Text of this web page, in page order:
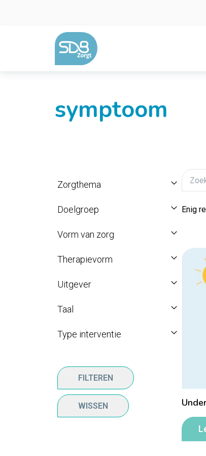
symptoom
Zorgthema
Doelgroep
Vorm van zorg
Therapievorm
Uitgever
Taal
Type interventie
FILTEREN
WISSEN
Enig